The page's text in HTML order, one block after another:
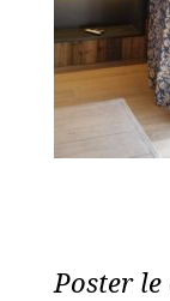
Poster